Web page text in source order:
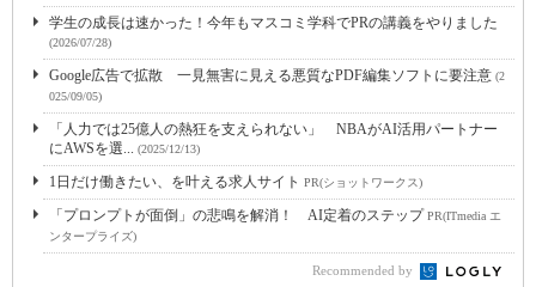
学生の成長は速かった！今年もマスコミ学科でPRの講義をやりました
(2026/07/28)
Google広告で拡散 一見無害に見える悪質なPDF編集ソフトに要注意 (2
025/09/05)
「人力では25億人の熱狂を支えられない」 NBAがAI活用パートナー
にAWSを選... (2025/12/13)
1日だけ働きたい、を叶える求人サイト PR(ショットワークス)
「プロンプトが面倒」の悲鳴を解消！ AI定着のステップPR(ITmedia エ
ンタープライズ)
Recommended by